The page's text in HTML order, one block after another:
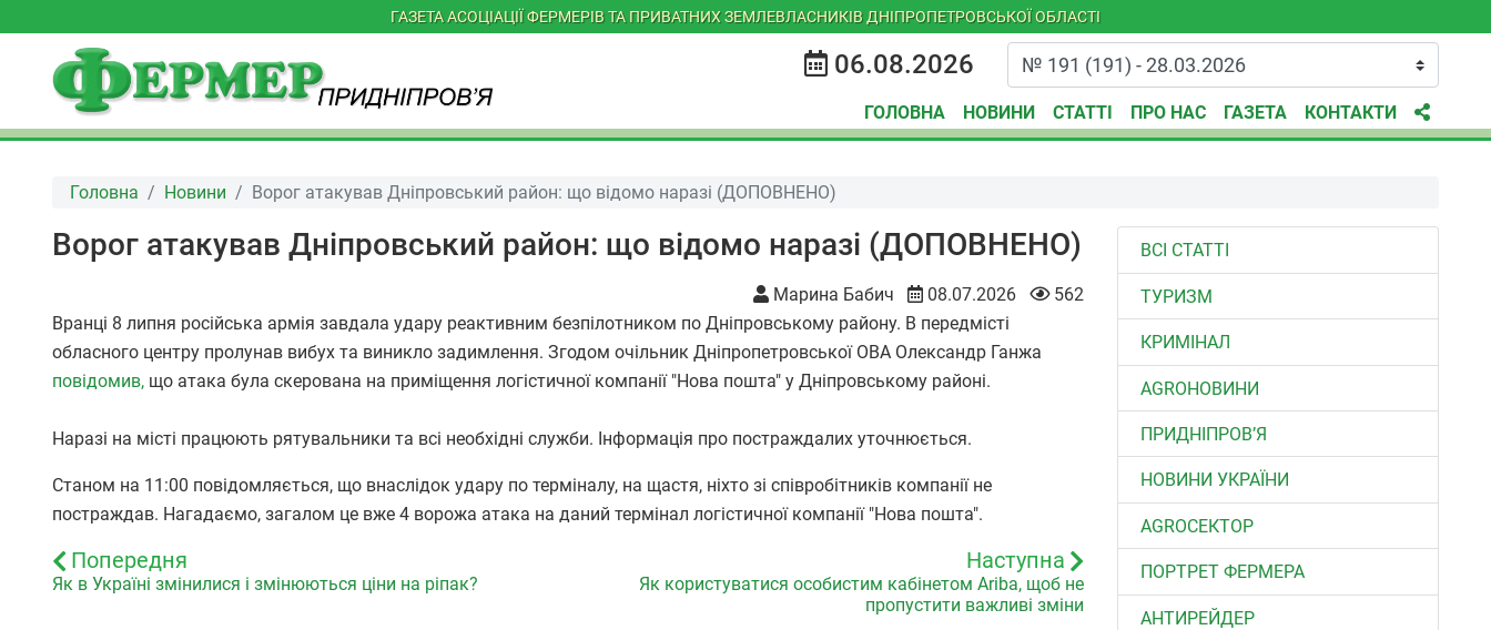
ГАЗЕТА АСОЦІАЦІЇ ФЕРМЕРІВ ТА ПРИВАТНИХ ЗЕМЛЕВЛАСНИКІВ ДНІПРОПЕТРОВСЬКОЇ ОБЛАСТІ
06.08.2026
ГОЛОВНА НОВИНИ СТАТТІ ПРО НАС ГАЗЕТА КОНТАКТИ
Головна Новини Ворог атакував Дніпровський район: що відомо наразі (ДОПОВНЕНО)
Ворог атакував Дніпровський район: що відомо наразі (ДОПОВНЕНО)
Марина Бабич 08.07.2026
562
Вранці 8 липня російська армія завдала удару реактивним безпілотником по Дніпровському району. В передмісті
обласного центру пролунав вибух та виникло задимлення. Згодом очільник Дніпропетровської ОВА Олександр Ганжа
повідомив, що атака була скерована на приміщення логістичної компанії "Нова пошта" у Дніпровському районі.
Наразі на місті працюють рятувальники та всі необхідні служби. Інформація про постраждалих уточнюється.
Станом на 11:00 повідомляється, що внаслідок удару по терміналу, на щастя, ніхто зі співробітників компанії не
постраждав. Нагадаємо, загалом це вже 4 ворожа атака на даний термінал логістичної компанії "Нова пошта".
Попередня
Як в Україні змінилися і змінюються ціни на ріпак?
Наступна
Як користуватися особистим кабінетом Ariba, щоб не
пропустити важливі зміни
ВСІ СТАТТІ
ТУРИЗМ
КРИМІНАЛ
AGROНОВИНИ
ПРИДНІПРОВ’Я
НОВИНИ УКРАЇНИ
АGROСЕКТОР
ПОРТРЕТ ФЕРМЕРА
АНТИРЕЙДЕР